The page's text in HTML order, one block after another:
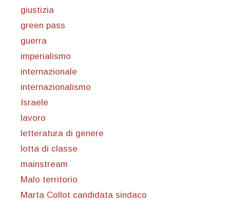
giustizia
green pass
guerra
imperialismo
internazionale
internazionalismo
Israele
lavoro
letteratura di genere
lotta di classe
mainstream
Malo territorio
Marta Collot candidata sindaco